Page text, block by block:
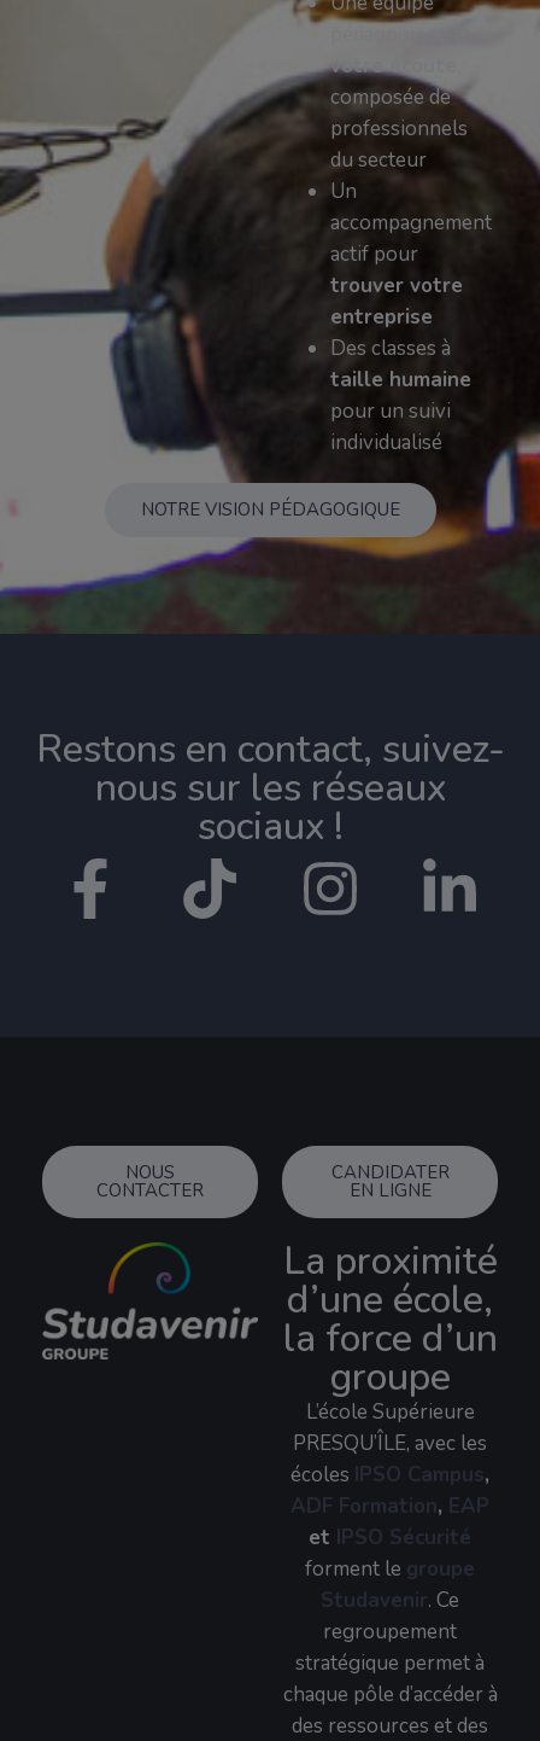
votre écoute
composée de
professionnels
du secteur
Un
accompagnement
actif pour
trouver votre
entreprise
Des classes à
taille humaine
pour un suivi
individualisé
NOTRE VISION PÉDAGOGIQUE
Restons en contact, suivez-
nous sur les réseaux
sociaux !​
NOUS
CONTACTER
CANDIDATER
EN LIGNE
La proximité
d’une école,
la force d’un
groupe
L’école Supérieure
PRESQU’ÎLE, avec les
écoles IPSO Campus,
ADF Formation, EAP
et IPSO Sécurité
forment le groupe
Studavenir. Ce
regroupement
stratégique permet à
chaque pôle d’accéder à
des ressources et des